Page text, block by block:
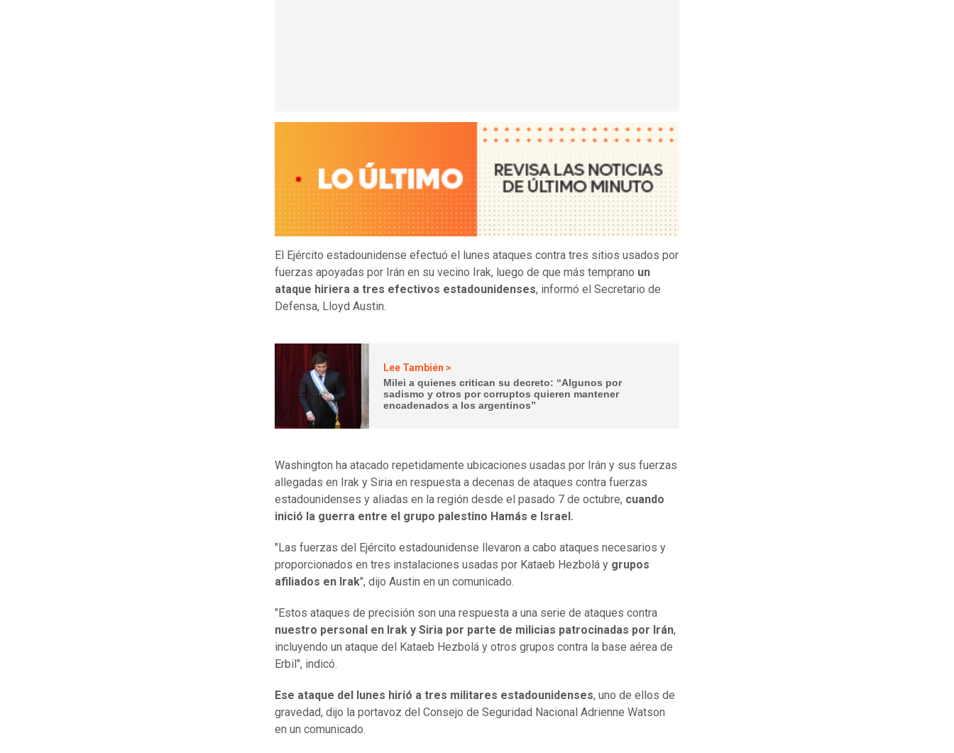
El Ejército estadounidense efectuó el lunes ataques contra tres sitios usados por
fuerzas apoyadas por Irán en su vecino Irak, luego de que más temprano un
ataque hiriera a tres efectivos estadounidenses, informó el Secretario de
Defensa, Lloyd Austin.
Lee También >
Milei a quienes critican su decreto: “Algunos por
sadismo y otros por corruptos quieren mantener
encadenados a los argentinos”
Washington ha atacado repetidamente ubicaciones usadas por Irán y sus fuerzas
allegadas en Irak y Siria en respuesta a decenas de ataques contra fuerzas
estadounidenses y aliadas en la región desde el pasado 7 de octubre, cuando
inició la guerra entre el grupo palestino Hamás e Israel.
"Las fuerzas del Ejército estadounidense llevaron a cabo ataques necesarios y
proporcionados en tres instalaciones usadas por Kataeb Hezbolá y grupos
afiliados en Irak", dijo Austin en un comunicado.
"Estos ataques de precisión son una respuesta a una serie de ataques contra
nuestro personal en Irak y Siria por parte de milicias patrocinadas por Irán,
incluyendo un ataque del Kataeb Hezbolá y otros grupos contra la base aérea de
Erbil", indicó.
Ese ataque del lunes hirió a tres militares estadounidenses, uno de ellos de
gravedad, dijo la portavoz del Consejo de Seguridad Nacional Adrienne Watson
en un comunicado.